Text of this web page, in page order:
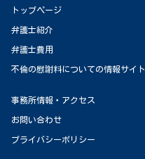
トップページ
弁護士紹介
弁護士費用
不倫の慰謝料についての情報サイト
事務所情報・アクセス
お問い合わせ
プライバシーポリシー